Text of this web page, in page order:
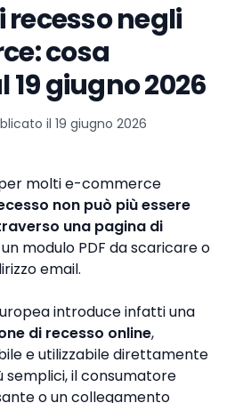
recesso negli
cosa
giugno 2026
il 19 giugno 2026
molti e-commerce
non può più essere
una pagina di
un modulo PDF da scaricare o
email.
introduce infatti una
di recesso online,
e utilizzabile direttamente
semplici, il consumatore
o un collegamento